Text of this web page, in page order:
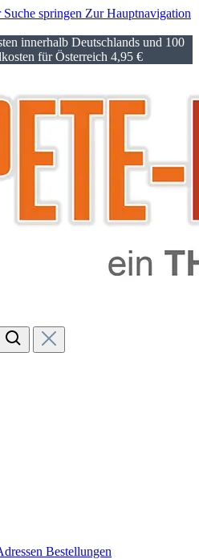
Suche springen Zur Hauptnavigation
innerhalb Deutschlands und 100
für Österreich 4,95 €
Bestellungen